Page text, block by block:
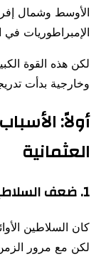
الأوسط وشمال
الإمبراطوريات في
لكن هذه القوة
وخارجية بدأت
أولاً:
العثمانية
1. ضعف السلاطين في العصور المتأخرة
كان السلاطين
لكن مع مرور